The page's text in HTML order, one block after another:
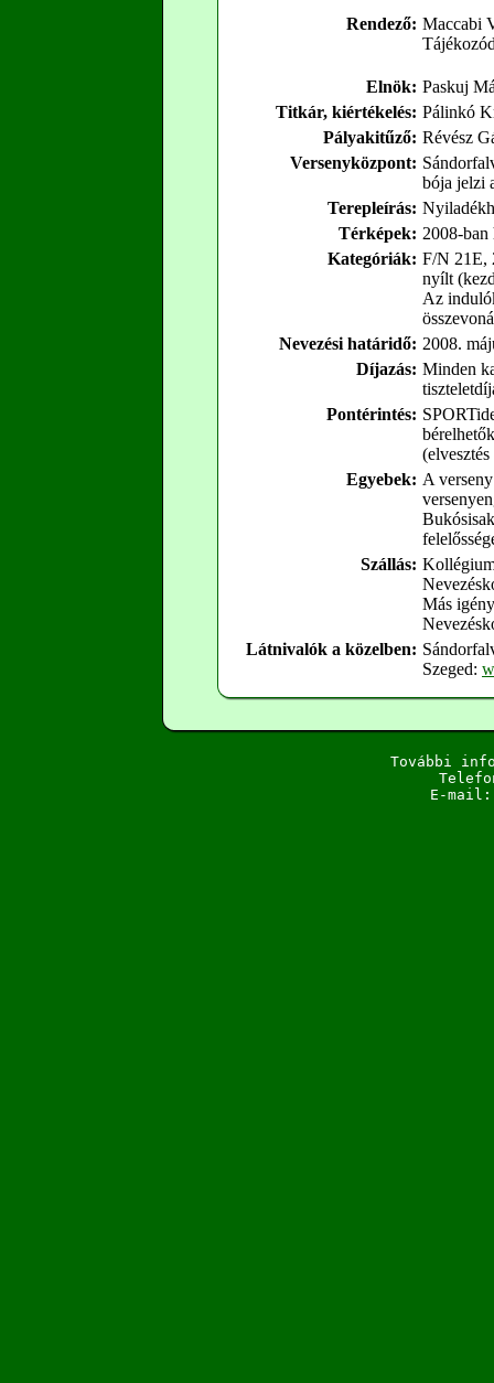
Rendező: Maccabi
Elnök: Paskuj
Titkár, kiértékelés: Pálinkó
Pályakitűző: Révész
Versenyközpont:
bója jelzi
Terepleírás:
Térképek: 2008-ban
Kategóriák: F/N 21E,
nyílt
Az
Nevezési határidő: 2008.
Díjazás: Minden
Pontérintés:
Egyebek: A
Szállás:
Más
Látnivalók a közelben:
Szeged:
További
E-mail: